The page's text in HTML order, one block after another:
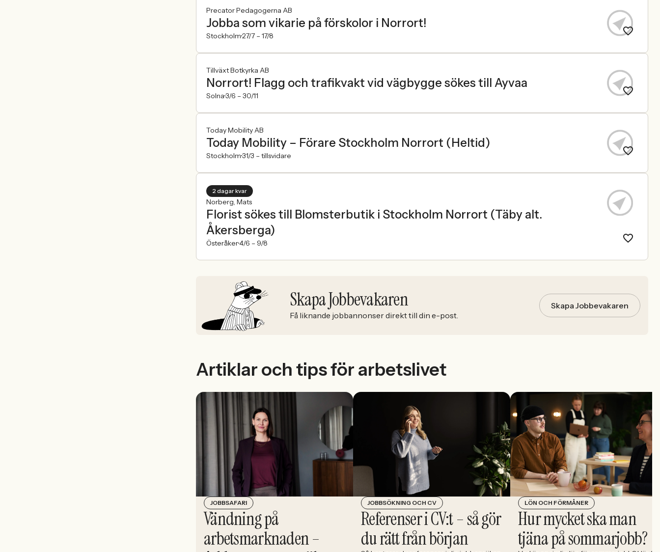
Precator Pedagogerna AB
Jobba som vikarie på förskolor i Norrort!
Stockholm27/7 – 17/8
Tillväxt Botkyrka AB
Norrort! Flagg och trafikvakt vid vägbygge sökes till Ayvaa
Solna3/6 – 30/11
Today Mobility AB
Today Mobility – Förare Stockholm Norrort (Heltid)
Stockholm31/3 – tillsvidare
2 dagar kvar
Norberg, Mats
Florist sökes till Blomsterbutik i Stockholm Norrort (Täby alt.
Åkersberga)
Österåker4/6 – 9/8
Skapa Jobbevakaren
Få liknande jobbannonser direkt till din e-post.
Skapa Jobbevakaren
Artiklar och tips för arbetslivet
JOBBSAFARI
Vändning på
arbetsmarknaden –
JOBBSÖKNING OCH CV
Referenser i CV:t – så gör
du rätt från början
LÖN OCH FÖRMÅNER
Hur mycket ska man
tjäna på sommarjobb?